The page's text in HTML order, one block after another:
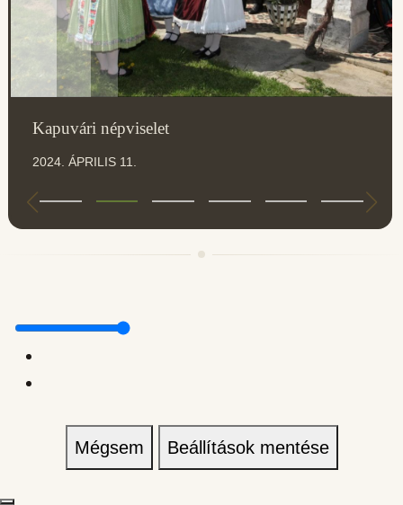
Kapuvári népviselet
2024. ÁPRILIS 11.
Mégsem Beállítások mentése